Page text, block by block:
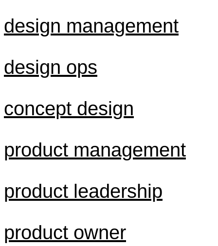
design management
design ops
concept design
product management
product leadership
product owner